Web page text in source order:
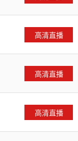
VS高清直播
VS高清直播
VS高清直播